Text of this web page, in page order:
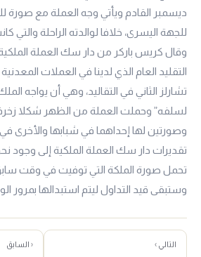
ديسمبر القادم ويأتي وجه العملة مع صورة
للجهة اليسرى، خلافا لوالدته الراحلة والتي
وقال كريس باركر من دار سك العملة
التقليد العام الذي لدينا في العملات
تشارلز الثاني في التقاليد، وهي أن يواجه
لسلفه” وحملت العملة من الظهر شكلا زخرفيا
وصورتين لها إحداهما في شبابها والأخرى
تحمل صورة الملكة التي توفيت في وقت
وستبقى قيد التداول ليتم استبدالها بمرور
التالي › ‹ السابق